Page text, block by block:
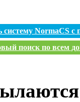
систему NormaCS
поиск по всем